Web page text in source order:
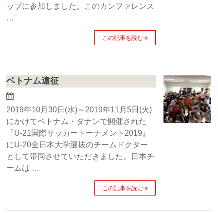
ップに参加しました。このカンファレンス
…
この記事を読む
ベトナム遠征
2019年10月30日(水)～2019年11月5日(火)
にかけてベトナム・ダナンで開催された
『U-21国際サッカートーナメント2019』
にU-20全日本大学選抜のチームドクター
として帯同させていただきました。日本チ
ームは …
この記事を読む